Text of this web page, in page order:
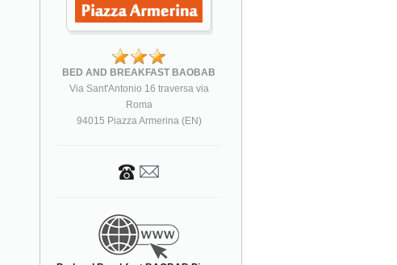
BED AND BREAKFAST BAOBAB
Via Sant'Antonio 16 traversa via
Roma
94015 Piazza Armerina (EN)